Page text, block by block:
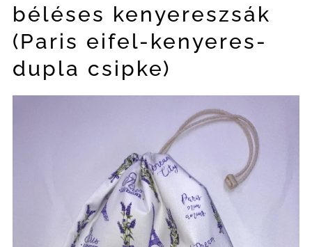
béléses kenyereszsák
(Paris eifel-kenyeres-
dupla csipke)